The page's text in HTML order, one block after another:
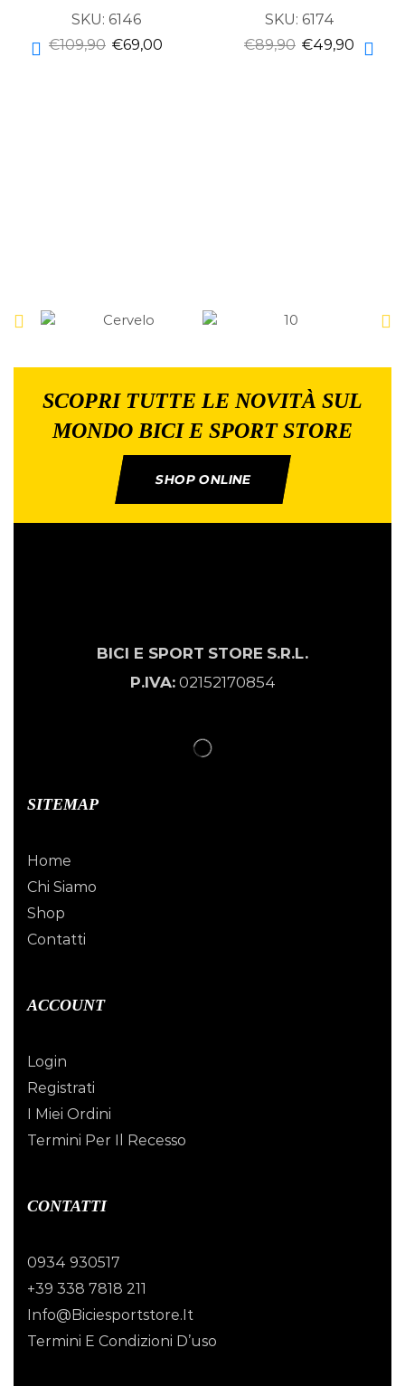
SKU: 6146
€109,90 €69,00
SKU: 6174
€89,90 €49,90
SCOPRI TUTTE LE NOVITÀ SUL
MONDO BICI E SPORT STORE
SHOP ONLINE
BICI E SPORT STORE S.R.L.
P.IVA:02152170854
SITEMAP
Home
Chi Siamo
Shop
Contatti
ACCOUNT
Login
Registrati
I Miei Ordini
Termini Per Il Recesso
CONTATTI
0934 930517
+39 338 7818 211
Info@biciesportstore.it
Termini E Condizioni D’uso